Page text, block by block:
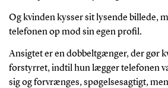
Og kvinden kysser sit lysende billede,
telefonen op mod sin egen profil.
Ansigtet er en dobbeltgænger, der gør
forstyrret, indtil hun lægger telefonen
sig og forvrænges, spøgelsesagtigt,